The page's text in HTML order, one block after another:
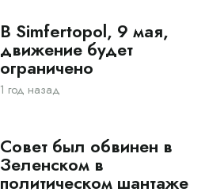
В Simfertopol, 9 мая,
движение будет
ограничено
1 год назад
Совет был обвинен в
Зеленском в
политическом шантаже